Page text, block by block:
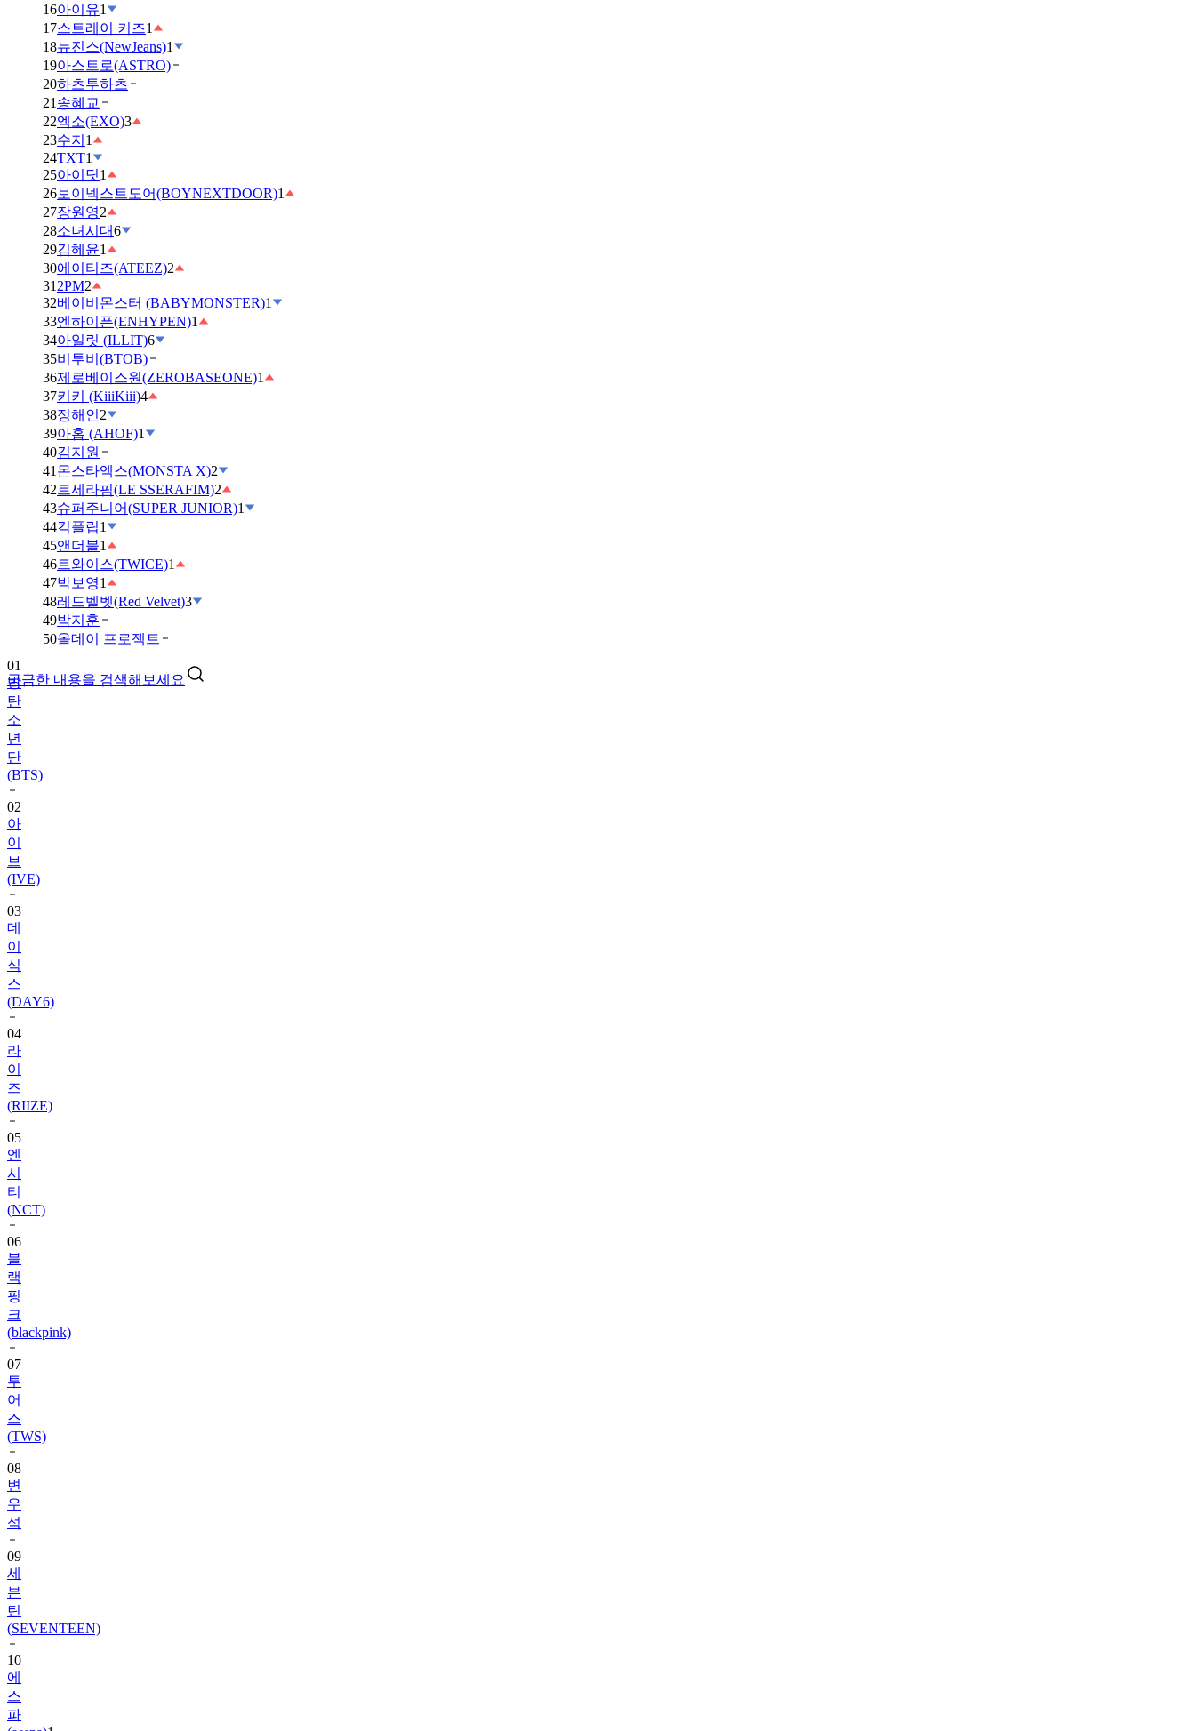
16아이유1
17스트레이 키즈1
18뉴진스(NewJeans)1
19아스트로(ASTRO)
20하츠투하츠
21 송혜교
22엑소(EXO)3
23수지 1
24TXT1
25아이딧1
26보이넥스트도어(BOYNEXTDOOR)1
27장원영2
28소녀시대6
29김혜윤1
30에이티즈(ATEEZ)2
31 2PM2
32베이비몬스터 (BABYMONSTER)1
33엔하이픈(ENHYPEN)1
34아일릿 (ILLIT)6
35비투비(BTOB)
36제로베이스원(ZEROBASEONE)1
37키키 (KiiiKiii)4
38정해인2
39아홉 (AHOF)1
40김지원
41 몬스타엑스(MONSTA X)2
42르세라핌(LE SSERAFIM)2
43슈퍼주니어(SUPER JUNIOR)1
44킥플립1
45앤더블1
46트와이스(TWICE)1
47박보영1
48레드벨벳(Red Velvet)3
49박지훈
50올데이 프로젝트
궁금한 내용을 검색해보세요
탄
소
년
단
(BTS)
02
아
이
브
(IVE)
03
데
이
식
스
(DAY6)
04
라
이
즈
(RIIZE)
05
엔
시
티
(NCT)
06
블
랙
핑
크
(blackpink)
07
투
어
스
(TWS)
08
변
우
석
09
세
븐
틴
(SEVENTEEN)
10
에
스
파
(aespa)